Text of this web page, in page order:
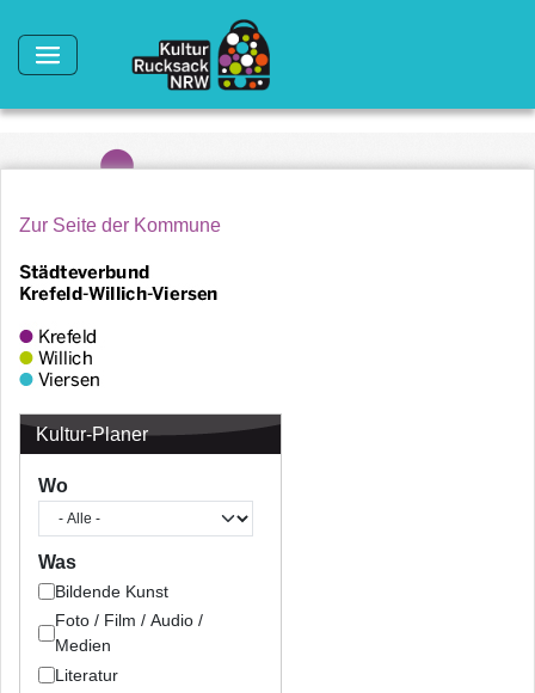
Zur Seite der Kommune
Kultur-Planer
Wo
Was
Bildende Kunst
Foto / Film / Audio /
Medien
Literatur